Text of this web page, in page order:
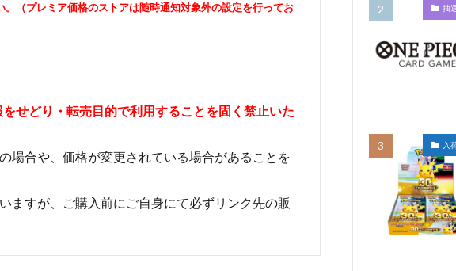
（プレミア価格のストアは随時通知対象外の設定を行ってお
せどり・転売目的で利用することを固く禁止いた
場合や、価格が変更されている場合があることを
ますが、ご購入前にご自身にて必ずリンク先の販
抽
入